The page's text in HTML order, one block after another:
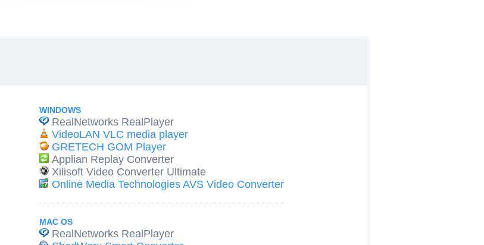
WINDOWS
RealNetworks RealPlayer
VideoLAN VLC media player
GRETECH GOM Player
Applian Replay Converter
Xilisoft Video Converter Ultimate
Online Media Technologies AVS Video Converter
MAC OS
RealNetworks RealPlayer